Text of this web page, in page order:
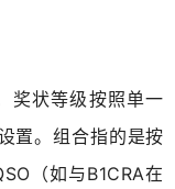
奖状等级按照单一
置。组合指的是按
（如与B1CRA在